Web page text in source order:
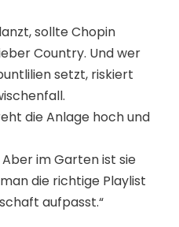
sollte Chopin
Country. Und wer
setzt, riskiert
die Anlage hoch und
im Garten ist sie
die richtige Playlist
aufpasst.“